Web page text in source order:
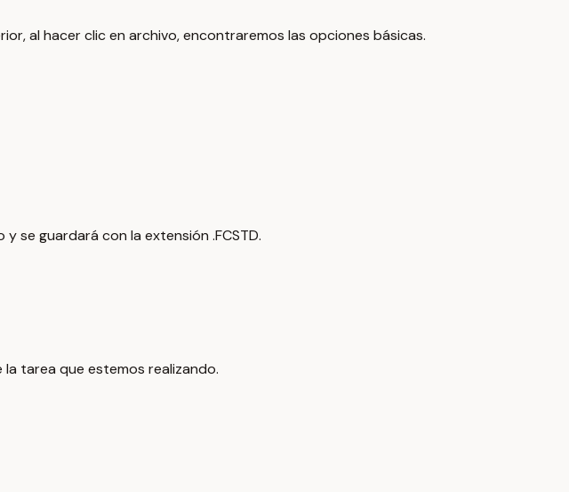
al hacer clic en archivo, encontraremos las opciones básicas.
se guardará con la extensión .FCSTD.
tarea que estemos realizando.